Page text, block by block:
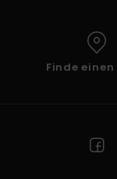
Finde einen